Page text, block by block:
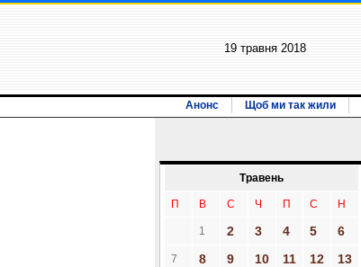
19 травня 2018
Анонс Щоб ми так жили
Травень
П В С Ч П С Н
1 2 3 4 5 6
7 8 9 10 11 12
13